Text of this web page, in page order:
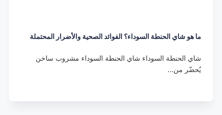
ما هو شاي الحنطة السوداء؟ الفوائد الصحية والأضرار المحتملة
شاي الحنطة السوداء شاي الحنطة السوداء مشروب ساخن
يُحضّر من…